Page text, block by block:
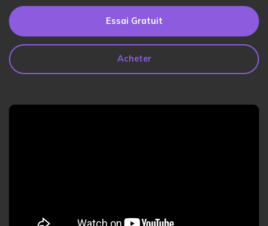
Essai Gratuit
Lire Plus>
Essai Gratuit
Acheter